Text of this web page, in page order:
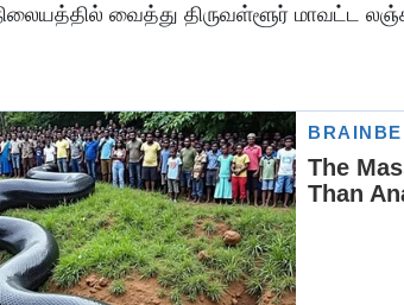
வைத்து திருவள்ளூர் மாவட்ட